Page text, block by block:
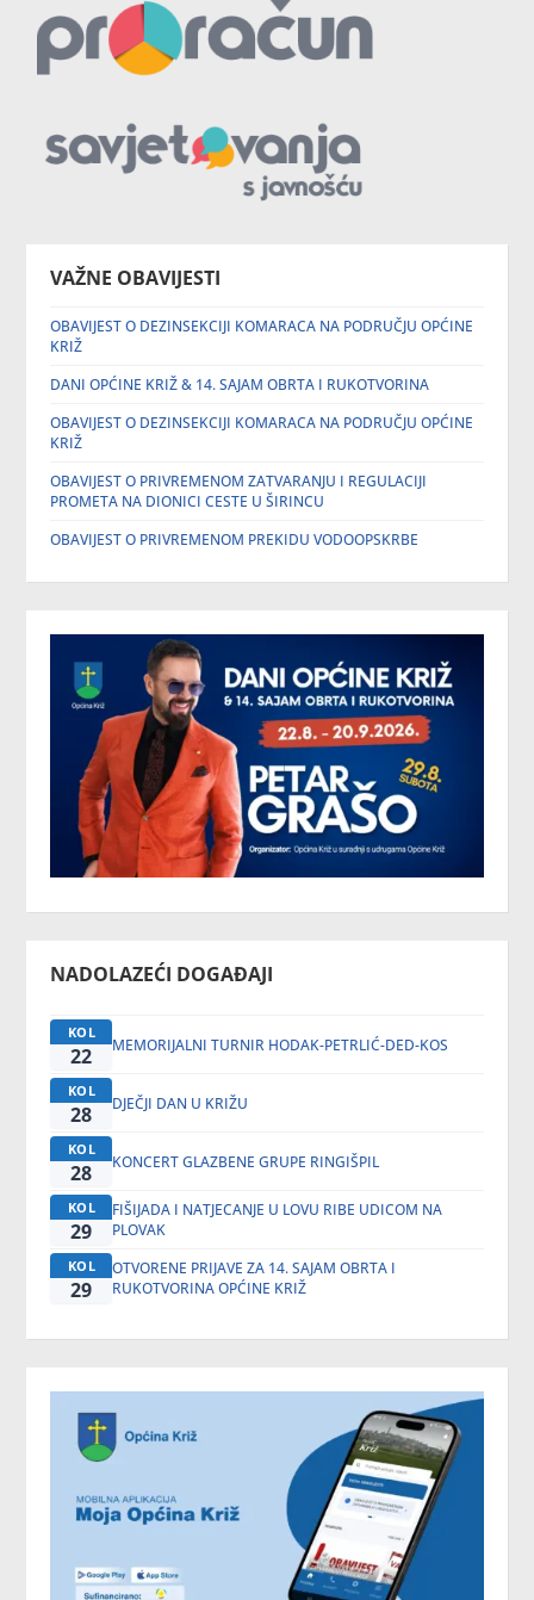
VAŽNE OBAVIJESTI
OBAVIJEST O DEZINSEKCIJI KOMARACA NA PODRUČJU OPĆINE
KRIŽ
DANI OPĆINE KRIŽ & 14. SAJAM OBRTA I RUKOTVORINA
OBAVIJEST O DEZINSEKCIJI KOMARACA NA PODRUČJU OPĆINE
KRIŽ
OBAVIJEST O PRIVREMENOM ZATVARANJU I REGULACIJI
PROMETA NA DIONICI CESTE U ŠIRINCU
OBAVIJEST O PRIVREMENOM PREKIDU VODOOPSKRBE
NADOLAZEĆI DOGAĐAJI
KOL
22 MEMORIJALNI TURNIR HODAK-PETRLIĆ-DED-KOS
KOL
28 DJEČJI DAN U KRIŽU
KOL
28 KONCERT GLAZBENE GRUPE RINGIŠPIL
KOL
29
FIŠIJADA I NATJECANJE U LOVU RIBE UDICOM NA
PLOVAK
KOL
29
OTVORENE PRIJAVE ZA 14. SAJAM OBRTA I
RUKOTVORINA OPĆINE KRIŽ